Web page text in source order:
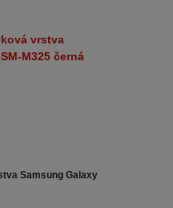
Samsung Galaxy